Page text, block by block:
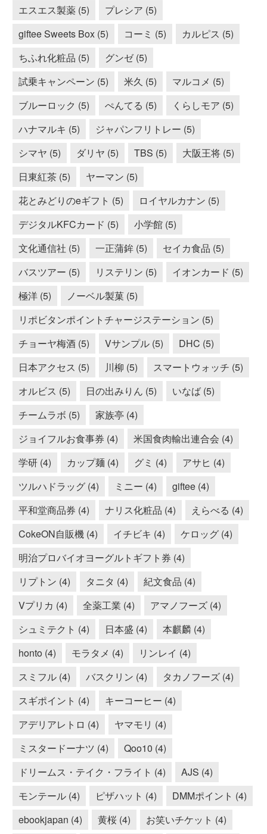
エスエス製薬 (5)
プレシア (5)
giftee Sweets Box (5)
コーミ (5)
カルピス (5)
ちふれ化粧品 (5)
グンゼ (5)
試乗キャンペーン (5)
米久 (5)
マルコメ (5)
ブルーロック (5)
ぺんてる (5)
くらしモア (5)
ハナマルキ (5)
ジャパンフリトレー (5)
シマヤ (5)
ダリヤ (5) TBS (5)
大阪王将 (5)
日東紅茶 (5)
ヤーマン (5)
花とみどりのeギフト (5)
ロイヤルカナン (5)
デジタルKFCカード (5)
小学館 (5)
文化通信社 (5)
一正蒲鉾 (5)
セイカ食品 (5)
バスツアー (5)
リステリン (5)
イオンカード (5)
極洋 (5)
ノーベル製菓 (5)
リポビタンポイントチャージステーション (5)
チョーヤ梅酒 (5)
Vサンプル (5)
DHC (5)
日本アクセス (5)
川柳 (5)
スマートウォッチ (5)
オルビス (5)
日の出みりん (5)
いなば (5)
チームラボ (5)
家族亭 (4)
ジョイフルお食事券 (4)
米国食肉輸出連合会 (4)
学研 (4)
カップ麺 (4) グミ (4)
アサヒ (4)
ツルハドラッグ (4)
ミニー (4)
giftee (4)
平和堂商品券 (4)
ナリス化粧品 (4)
えらべる (4)
CokeON自販機 (4)
イチビキ (4)
ケロッグ (4)
明治プロバイオヨーグルトギフト券 (4)
リプトン (4)
タニタ (4)
紀文食品 (4)
Vプリカ (4)
全薬工業 (4)
アマノフーズ (4)
シュミテクト (4)
日本盛 (4)
本麒麟 (4)
honto (4)
モラタメ (4)
リンレイ (4)
スミフル (4)
バスクリン (4)
タカノフーズ (4)
スギポイント (4)
キーコーヒー (4)
アデリアレトロ (4)
ヤマモリ (4)
ミスタードーナツ (4)
Qoo10 (4)
ドリームス・テイク・フライト (4)
AJS (4)
モンテール (4)
ピザハット (4)
DMMポイント (4)
ebookjapan (4)
黄桜 (4) お笑いチケット (4)